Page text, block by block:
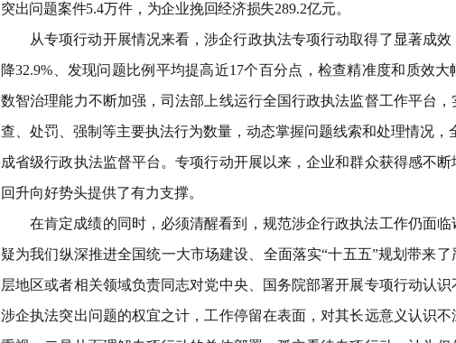
突出问题案件5.4万件，为企业挽回经济损失289.2亿元。
从专项行动开展情况来看，涉企行政执法专项行动取得了显著成
降32.9% 、发现问题比例平均提高近17个百分点，检查精准度和质效大
数智治理能力不断加强，司法部上线运行全国行政执法监督工作平台
查、处罚、强制等主要执法行为数量，动态掌握问题线索和处理情况，
成省级行政执法监督平台。专项行动开展以来，企业和群众获得感不
回升向好势头提供了有力支撑。
在肯定成绩的同时，必须清醒看到，规范涉企行政执法工作仍面
疑为我们纵深推进全国统一大市场建设、全面落实“十五五”规划带来了
层地区或者相关领域负责同志对党中央、国务院部署开展专项行动认
涉企执法突出问题的权宜之计，工作停留在表面，对其长远意义认识